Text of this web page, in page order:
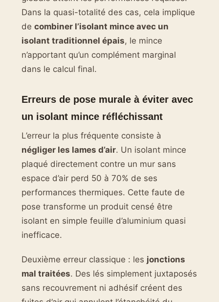
Dans la quasi-totalité des cas, cela implique
de combiner l’isolant mince avec un
isolant traditionnel épais, le mince
n’apportant qu’un complément marginal
dans le calcul final.
Erreurs de pose murale à éviter avec
un isolant mince réfléchissant
L’erreur la plus fréquente consiste à
négliger les lames d’air. Un isolant mince
plaqué directement contre un mur sans
espace d’air perd 50 à 70% de ses
performances thermiques. Cette faute de
pose transforme un produit censé être
isolant en simple feuille d’aluminium quasi
inefficace.
Deuxième erreur classique : les jonctions
mal traitées. Des lés simplement juxtaposés
sans recouvrement ni adhésif créent des